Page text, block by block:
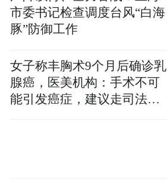
市委书记检查调度台风“白海
豚”防御工作
女子称丰胸术9个月后确诊乳
腺癌，医美机构：手术不可
能引发癌症，建议走司法途